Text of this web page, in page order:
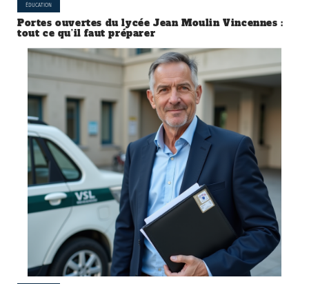
ÉDUCATION
Portes ouvertes du lycée Jean Moulin Vincennes :
tout ce qu’il faut préparer